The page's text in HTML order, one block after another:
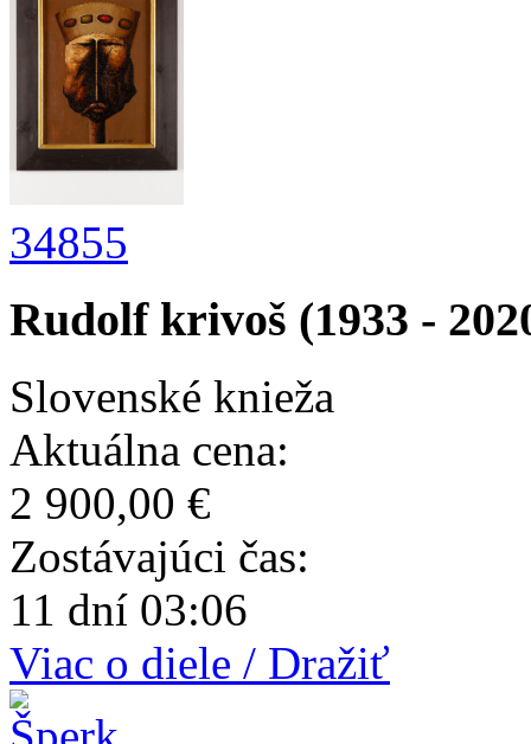
34855
Rudolf krivoš (1933 -
Slovenské knieža
Aktuálna cena:
2 900,00 €
Zostávajúci čas:
11 dní 03:06
Viac o diele / Dražiť